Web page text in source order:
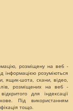
розміщену на веб -
інформацією розуміються
ящик-шота, скани, відео,
розміщених на веб -
для індексації
Під використанням
тощо.